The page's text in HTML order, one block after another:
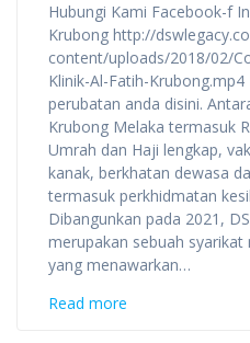
Hubungi Kami Facebook-f
Krubong http://
content/uploads/2018/02/
Klinik-Al-Fatih-
perubatan anda disini.
Krubong Melaka termasuk
Umrah dan Haji lengkap,
kanak, berkhatan dewasa
termasuk perkhidmatan
Dibangunkan pada 2021,
merupakan sebuah
yang menawarkan…
Read more